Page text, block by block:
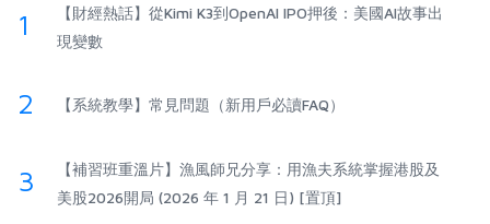
1
【財經熱話】從Kimi K3到OpenAI IPO押後：美國AI故事出
現變數
2 【系統教學】常見問題（新用戶必讀FAQ）
3
【補習班重溫片】漁風師兄分享：用漁夫系統掌握港股及
美股2026開局 (2026 年 1 月 21 日) [置頂]